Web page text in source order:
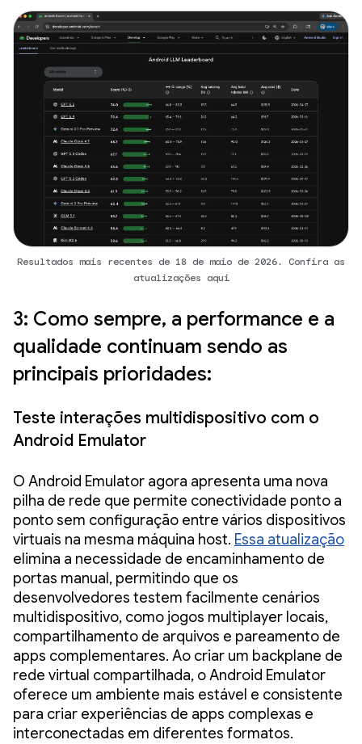
Resultados mais recentes de 18 de maio de 2026. Confira as
atualizações aqui
3: Como sempre, a performance e a
qualidade continuam sendo as
principais prioridades:
Teste interações multidispositivo com o
Android Emulator
O Android Emulator agora apresenta uma nova
pilha de rede que permite conectividade ponto a
ponto sem configuração entre vários dispositivos
virtuais na mesma máquina host. Essa atualização
elimina a necessidade de encaminhamento de
portas manual, permitindo que os
desenvolvedores testem facilmente cenários
multidispositivo, como jogos multiplayer locais,
compartilhamento de arquivos e pareamento de
apps complementares. Ao criar um backplane de
rede virtual compartilhada, o Android Emulator
oferece um ambiente mais estável e consistente
para criar experiências de apps complexas e
interconectadas em diferentes formatos.